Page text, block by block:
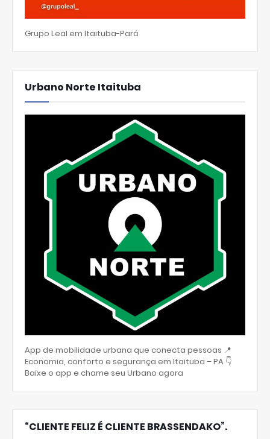
Grupo Leal em Itaituba-Pará
Urbano Norte Itaituba
App de mobilidade urbana que conecta pessoas 📍
Economia, conforto e segurança em Itaituba – PA 👇
Baixe o app e chame seu Urbano agora
“CLIENTE FELIZ É CLIENTE BRASSENDAKO”.